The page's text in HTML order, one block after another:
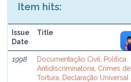
Item hits:
Issue
Date
Title
1998
Documentação Civil, Política
Antidiscriminatoria, Crimes de
Tortura, Declaração Universal